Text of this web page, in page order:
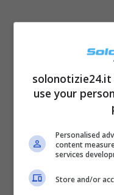
La cantate si fa
importante,
personali, anche
estetici, imposti
perchè la
use your
Personalised
content
services
Store and/or